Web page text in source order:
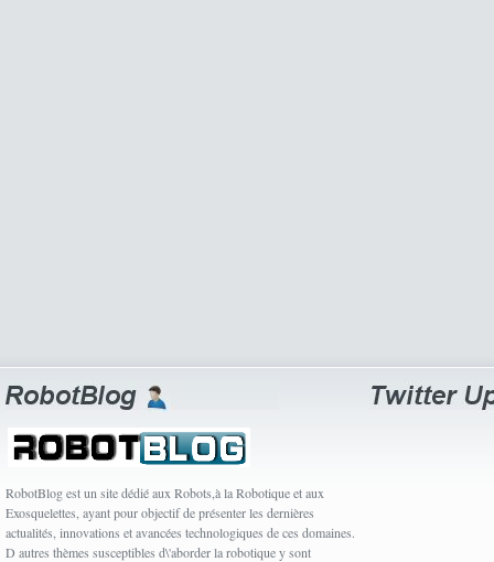
RobotBlog est un site dédié aux Robots,à la Robotique et aux
Exosquelettes, ayant pour objectif de présenter les dernières
actualités, innovations et avancées technologiques de ces domaines.
D autres thèmes susceptibles d\'aborder la robotique y sont